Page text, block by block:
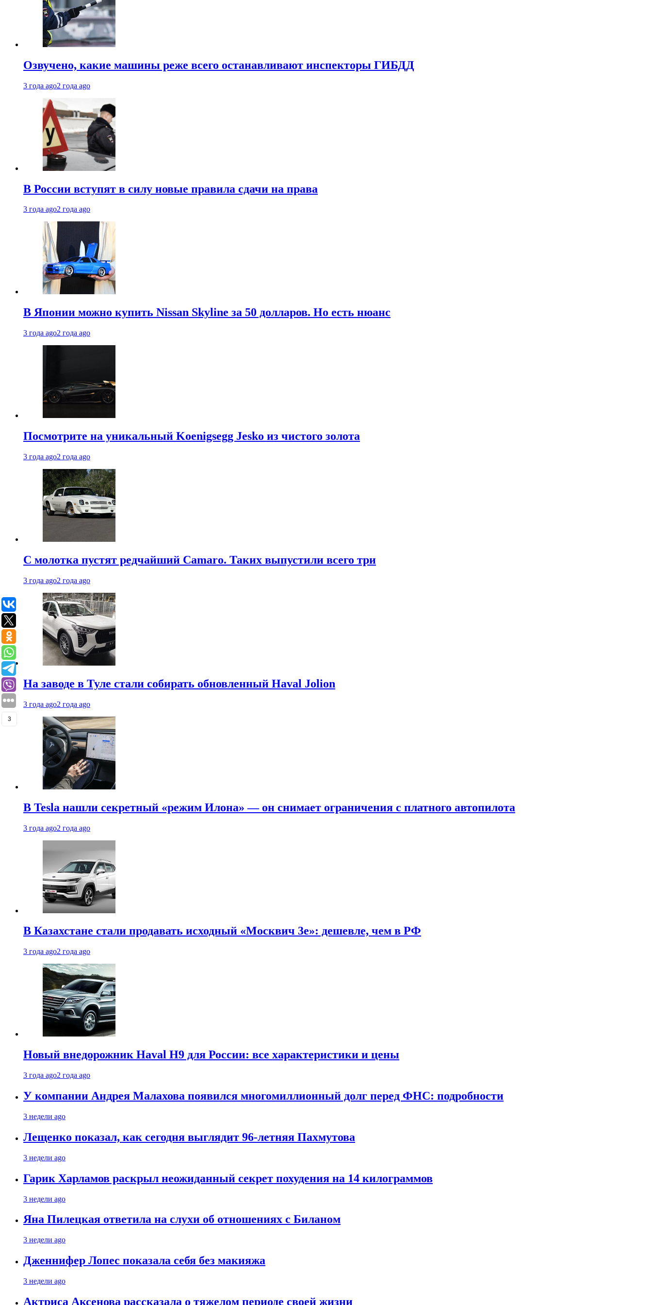
Озвучено, какие машины реже всего останавливают инспекторы ГИБДД
3 года ago2 года ago
В России вступят в силу новые правила сдачи на права
3 года ago2 года ago
В Японии можно купить Nissan Skyline за 50 долларов. Но есть нюанс
3 года ago2 года ago
Посмотрите на уникальный Koenigsegg Jesko из чистого золота
3 года ago2 года ago
С молотка пустят редчайший Camaro. Таких выпустили всего три
3 года ago2 года ago
На заводе в Туле стали собирать обновленный Haval Jolion
3 года ago2 года ago
В Tesla нашли секретный «режим Илона» — он снимает ограничения с платного автопилота
3 года ago2 года ago
В Казахстане стали продавать исходный «Москвич 3e»: дешевле, чем в РФ
3 года ago2 года ago
Новый внедорожник Haval H9 для России: все характеристики и цены
3 года ago2 года ago
У компании Андрея Малахова появился многомиллионный долг перед ФНС: подробности
3 недели ago
Лещенко показал, как сегодня выглядит 96-летняя Пахмутова
3 недели ago
Гарик Харламов раскрыл неожиданный секрет похудения на 14 килограммов
3 недели ago
Яна Пилецкая ответила на слухи об отношениях с Биланом
3 недели ago
Дженнифер Лопес показала себя без макияжа
3 недели ago
Актриса Аксенова рассказала о тяжелом периоде своей жизни
3